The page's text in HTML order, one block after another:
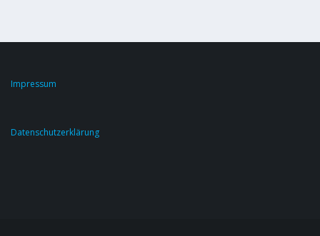
Impressum
Datenschutzerklärung